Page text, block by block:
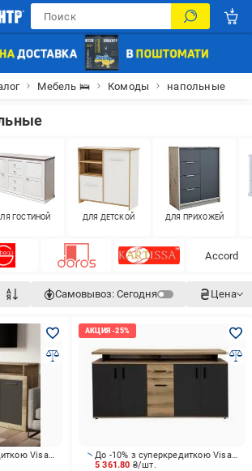
Мебель 🛌 Комоды напольные
ГОСТИНОЙ ДЛЯ ДЕТСКОЙ ДЛЯ ПРИХОЖЕЙ
Accord
Самовывоз: Сегодня Цена
До -10% з суперкредиткою Visa Вигода
5 361.80 ₴/шт.
До -10% з суперкредиткою Visa Вигода